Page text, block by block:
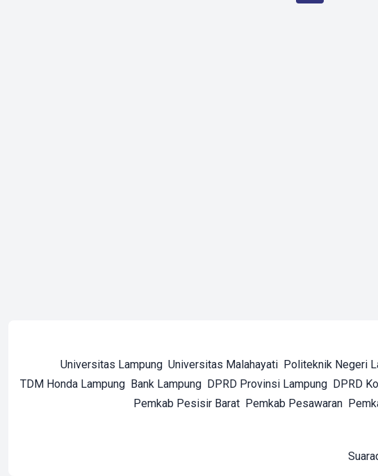
Universitas Lampung Universitas Malahayati Politeknik Negeri
TDM Honda Lampung Bank Lampung DPRD Provinsi Lampung DPRD
Pemkab Pesisir Barat Pemkab Pesawaran